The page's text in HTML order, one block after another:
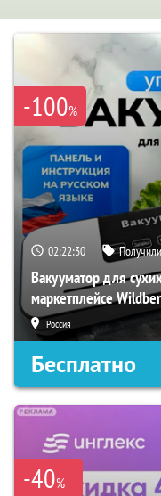
-100%
02:22:29
Вакууматор для
маркетплейсе
Россия
Бесплатно
-40%